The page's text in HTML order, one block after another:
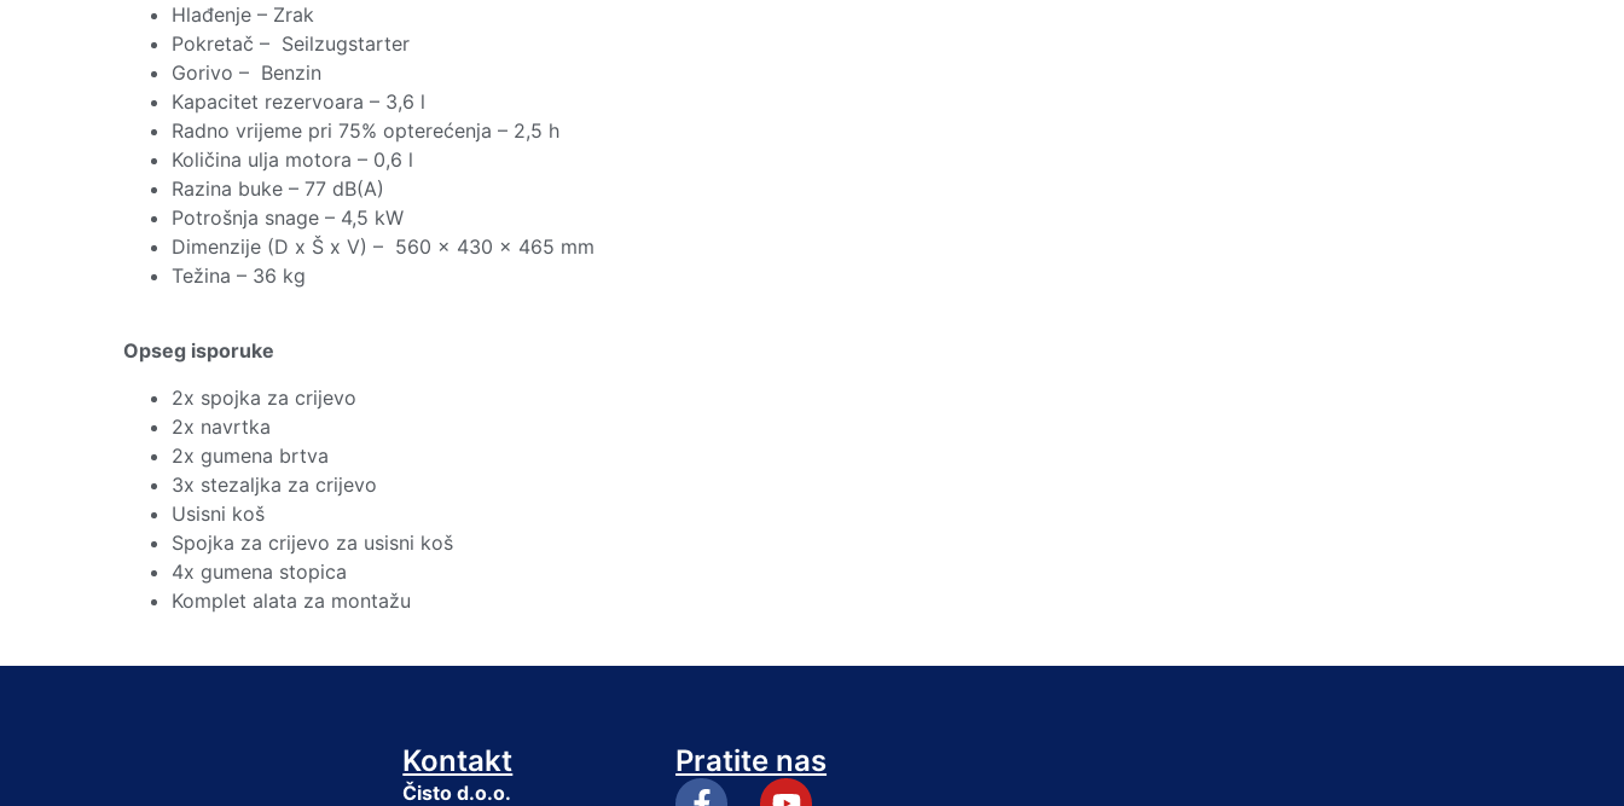
Hlađenje – Zrak
Pokretač – Seilzugstarter
Gorivo – Benzin
Kapacitet rezervoara – 3,6 l
Radno vrijeme pri 75% opterećenja – 2,5 h
Količina ulja motora – 0,6 l
Razina buke – 77 dB(A)
Potrošnja snage – 4,5 kW
Dimenzije (D x Š x V) – 560 x 430 x 465 mm
Težina – 36 kg
Opseg isporuke
2x spojka za crijevo
2x navrtka
2x gumena brtva
3x stezaljka za crijevo
Usisni koš
Spojka za crijevo za usisni koš
4x gumena stopica
Komplet alata za montažu
Kontakt
Čisto d.o.o.
Pratite nas